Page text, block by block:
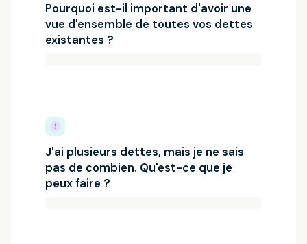
Pourquoi est-il important d'avoir une
vue d'ensemble de toutes vos dettes
existantes ?
J'ai plusieurs dettes, mais je ne sais
pas de combien. Qu'est-ce que je
peux faire ?